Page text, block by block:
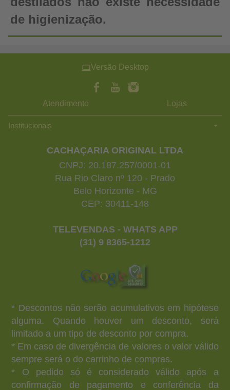
de higienização.
Versão Desktop
Atendimento Lojas
Institucionais
CACHAÇARIA ORIGINAL LTDA
CNPJ: 20.187.257/0001-01
Rua Rio Claro nº 120 - Prado
Belo Horizonte - MG
CEP: 30411-148
TELEVENDAS - WHATS APP
(31) 9 8365-1212
* Descontos não serão acumulativos em hipótese
alguma. Quando houver um desconto, será
limitado a um tipo de desconto por compra.
* Em caso de divergência de valores o valor válido
sempre será o do carrinho de compras.
* O pedido só é considerado válido após a
confirmação de pagamento e conferência da